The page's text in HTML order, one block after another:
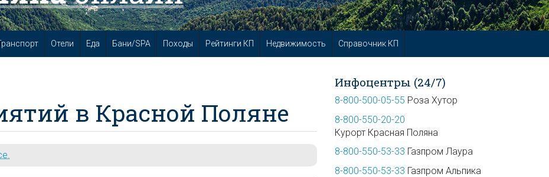
Отели Еда Бани/SPA Походы Рейтинги КП Недвижимость Справочник КП
в Красной Поляне
Инфоцентры (24/7)
8-800-500-05-55 Роза Хутор
8-800-550-20-20
Курорт Красная Поляна
8-800-550-53-33 Газпром Лаура
8-800-550-53-33 Газпром Альпика